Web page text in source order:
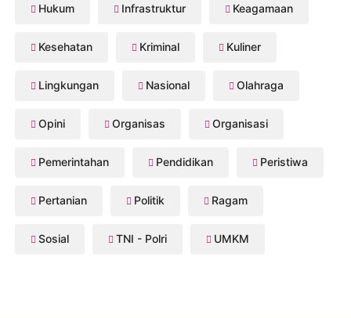
Hukum Infrastruktur Keagamaan
Kesehatan Kriminal Kuliner
Lingkungan Nasional Olahraga
Opini Organisas Organisasi
Pemerintahan Pendidikan Peristiwa
Pertanian Politik Ragam
Sosial TNI - Polri UMKM